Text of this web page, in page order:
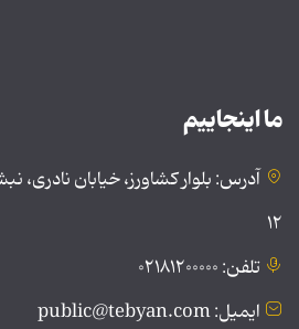
ما اینجاییم
آدرس: بلوار کشاورز، خیابان
۱۲
تلفن: ۰۲۱۸۱۲۰۰۰۰۰
ایمیل: public@tebyan.com